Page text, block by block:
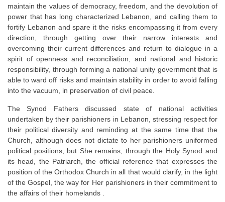
maintain the values of democracy, freedom, and the devolution of
power that has long characterized Lebanon, and calling them to
fortify Lebanon and spare it the risks encompassing it from every
direction, through getting over their narrow interests and
overcoming their current differences and return to dialogue in a
spirit of openness and reconciliation, and national and historic
responsibility, through forming a national unity government that is
able to ward off risks and maintain stability in order to avoid falling
into the vacuum, in preservation of civil peace.
The Synod Fathers discussed state of national activities
undertaken by their parishioners in Lebanon, stressing respect for
their political diversity and reminding at the same time that the
Church, although does not dictate to her parishioners uniformed
political positions, but She remains, through the Holy Synod and
its head, the Patriarch, the official reference that expresses the
position of the Orthodox Church in all that would clarify, in the light
of the Gospel, the way for Her parishioners in their commitment to
the affairs of their homelands .